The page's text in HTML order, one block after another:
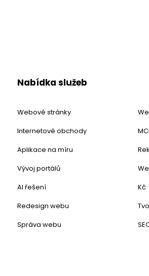
Nabídka služeb
Webové stránky
Internetové obchody
Aplikace na míru
Vývoj portálů
AI řešení
Redesign webu
Správa webu
Kč